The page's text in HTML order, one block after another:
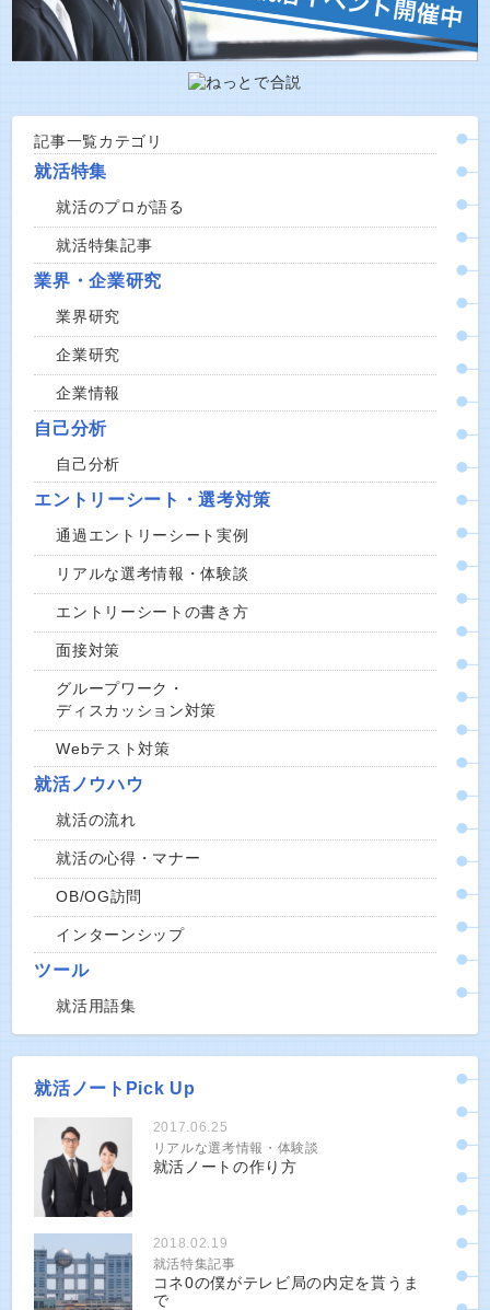
記事一覧カテゴリ
就活特集
就活のプロが語る
就活特集記事
業界・企業研究
業界研究
企業研究
企業情報
自己分析
自己分析
エントリーシート・選考対策
通過エントリーシート実例
リアルな選考情報・体験談
エントリーシートの書き方
面接対策
グループワーク・
ディスカッション対策
Webテスト対策
就活ノウハウ
就活の流れ
就活の心得・マナー
OB/OG訪問
インターンシップ
ツール
就活用語集
就活ノートPick Up
2017.06.25
リアルな選考情報・体験談
就活ノートの作り方
2018.02.19
就活特集記事
コネ0の僕がテレビ局の内定を貰うま
で